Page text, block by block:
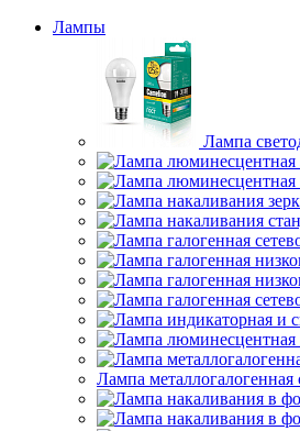
Лампы
Лампа
Лампа металлогалогенная